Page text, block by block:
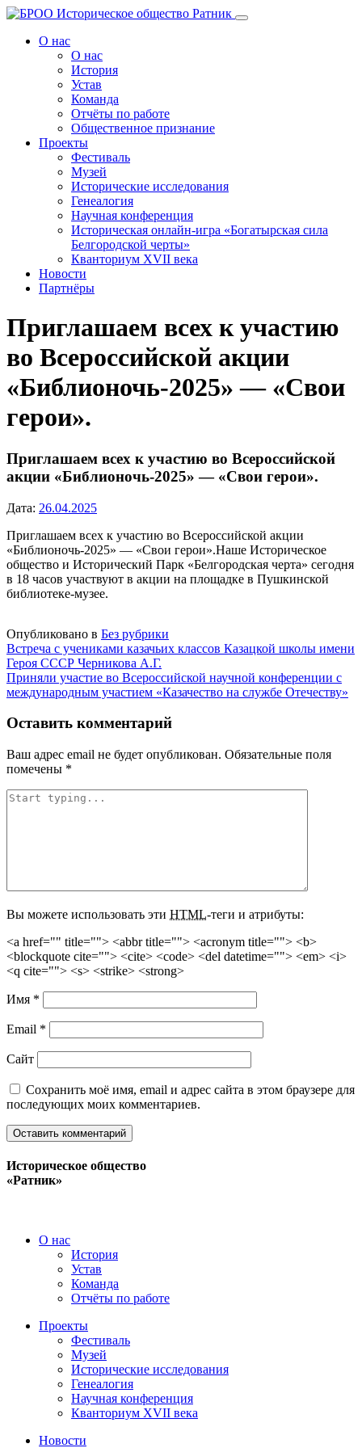
Перейти
содержанию
О нас
О нас
История
Устав
Команда
Отчёты по работе
Общественное признание
Проекты
Фестиваль
Музей
Исторические исследования
Генеалогия
Научная конференция
Историческая онлайн-игра «Богатырская сила
Белгородской черты»
Кванториум XVII века
Новости
Партнёры
Приглашаем всех к участию
во Всероссийской акции
«Библионочь-2025» — «Свои
герои».
Приглашаем всех к участию во Всероссийской
акции «Библионочь-2025» — «Свои герои».
Дата: 26.04.2025
Приглашаем всех к участию во Всероссийской акции
«Библионочь-2025» — «Свои герои».Наше Историческое
общество и Исторический Парк «Белгородская черта» сегодня
в 18 часов участвуют в акции на площадке в Пушкинской
библиотеке-музее.
Опубликовано в Без рубрики
Навигация
по
записям
Встреча с учениками казачьих классов Казацкой школы имени
Героя СССР Черникова А.Г.
Приняли участие во Всероссийской научной конференции с
международным участием «Казачество на службе Отечеству»
Оставить комментарий
Ваш адрес email не будет опубликован. Обязательные поля
помечены *
Вы можете использовать эти HTML-теги и атрибуты:
<a href="" title=""> <abbr title=""> <acronym title=""> <b>
<blockquote cite=""> <cite> <code> <del datetime=""> <em> <i>
<q cite=""> <s> <strike> <strong>
Имя *
Email *
Сайт
Сохранить моё имя, email и адрес сайта в этом браузере для
последующих моих комментариев.
Историческое общество
«Ратник»
О нас
История
Устав
Команда
Отчёты по работе
Проекты
Фестиваль
Музей
Исторические исследования
Генеалогия
Научная конференция
Кванториум XVII века
Новости